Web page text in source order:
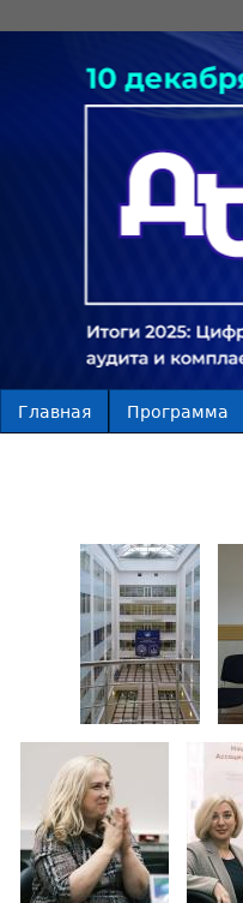
Главная Программа